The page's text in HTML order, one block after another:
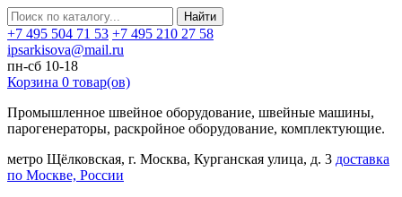
Найти
+7 495 504 71 53 +7 495 210 27 58
ipsarkisova@mail.ru
пн-сб 10-18
Корзина 0 товар(ов)
Промышленное швейное оборудование, швейные машины,
парогенераторы, раскройное оборудование, комплектующие.
метро Щёлковская, г. Москва, Курганская улица, д. 3 доставка
по Москве, России